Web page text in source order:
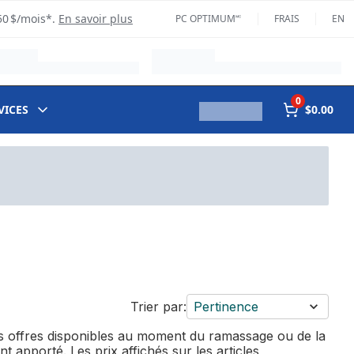
$/mois*. En savoir plus PC OPTIMUM🅪 FRAIS EN
0
$0.00
Trier par: Pertinence
disponibles au moment du ramassage ou de la